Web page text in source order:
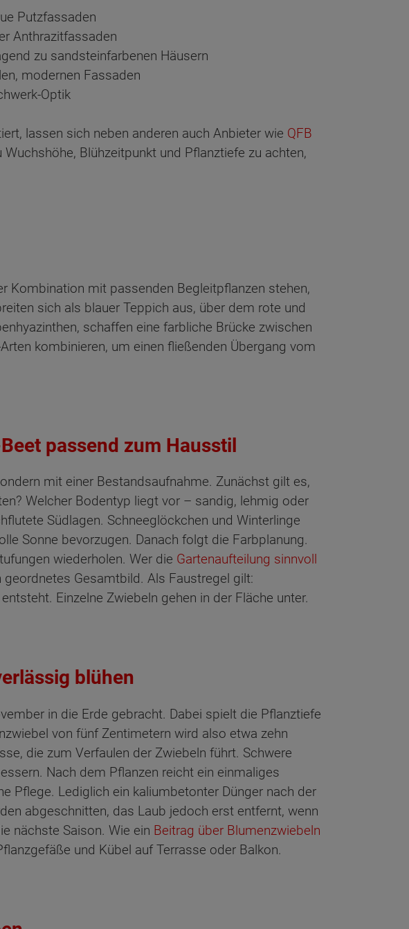
Putzfassaden
Anthrazitfassaden
zu sandsteinfarbenen Häusern
modernen Fassaden
Optik
lassen sich neben anderen auch Anbieter wie QFB
Blühzeitpunkt und Pflanztiefe zu achten,
Kombination mit passenden Begleitpflanzen stehen,
sich als blauer Teppich aus, über dem rote und
schaffen eine farbliche Brücke zwischen
kombinieren, um einen fließenden Übergang vom
passend zum Hausstil
mit einer Bestandsaufnahme. Zunächst gilt es,
Welcher Bodentyp liegt vor – sandig, lehmig oder
Südlagen. Schneeglöckchen und Winterlinge
Sonne bevorzugen. Danach folgt die Farbplanung.
wiederholen. Wer die Gartenaufteilung sinnvoll
Gesamtbild. Als Faustregel gilt:
Einzelne Zwiebeln gehen in der Fläche unter.
blühen
in die Erde gebracht. Dabei spielt die Pflanztiefe
von fünf Zentimetern wird also etwa zehn
die zum Verfaulen der Zwiebeln führt. Schwere
Nach dem Pflanzen reicht ein einmaliges
Pflege. Lediglich ein kaliumbetonter Dünger nach der
abgeschnitten, das Laub jedoch erst entfernt, wenn
nächste Saison. Wie ein Beitrag über Blumenzwiebeln
und Kübel auf Terrasse oder Balkon.